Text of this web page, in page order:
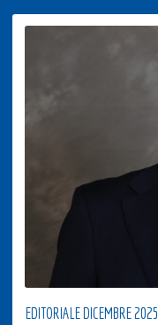
EDITORIALE DICEMBRE 2025